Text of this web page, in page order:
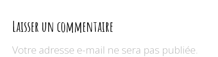
Laisser un commentaire
Votre adresse e-mail ne sera pas publiée.